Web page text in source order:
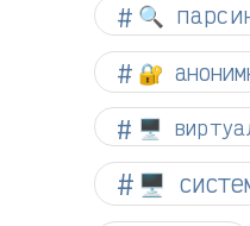
🔍
🔐
🖥️
🖥️